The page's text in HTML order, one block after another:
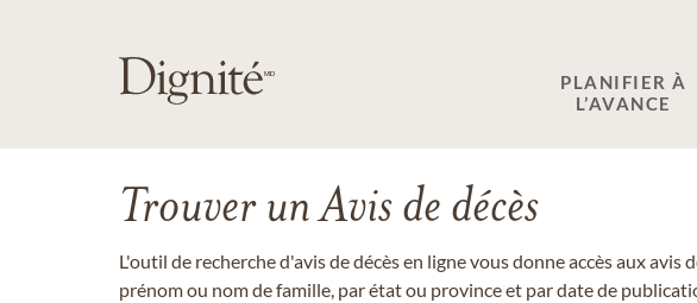
PLANIFIER À
L’AVANCE
Trouver un Avis de décès
L'outil de recherche d'avis de décès en ligne vous donne accès aux
prénom ou nom de famille, par état ou province et par date de